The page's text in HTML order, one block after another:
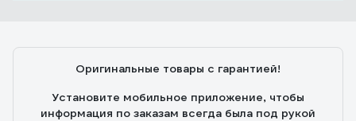
Оригинальные товары с гарантией!
Установите мобильное приложение, чтобы
информация по заказам всегда была под рукой